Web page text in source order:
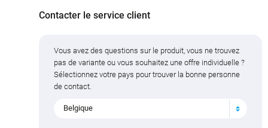
Contacter le service client
Vous avez des questions sur le produit, vous ne trouvez
pas de variante ou vous souhaitez une offre individuelle ?
Sélectionnez votre pays pour trouver la bonne personne
de contact.
Belgique